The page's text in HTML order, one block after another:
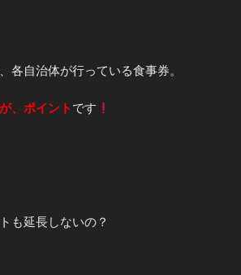
各自治体が行っている食事券。
、ポイント です
も延長しないの？